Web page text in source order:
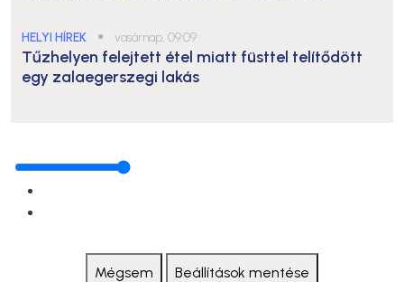
HELYI HÍREK ● vasárnap, 09:09
Tűzhelyen felejtett étel miatt füsttel telítődött
egy zalaegerszegi lakás
Mégsem Beállítások mentése